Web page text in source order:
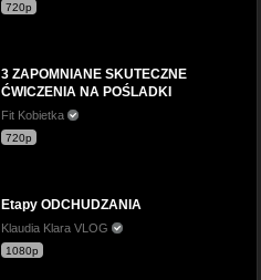
720p
3 ZAPOMNIANE SKUTECZNE
ĆWICZENIA NA POŚLADKI
Fit Kobietka
720p
Etapy ODCHUDZANIA
Klaudia Klara VLOG
1080p